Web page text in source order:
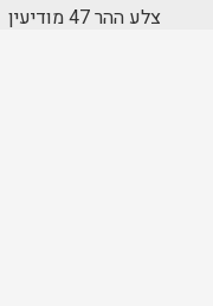
צלע ההר 47 מודיעין